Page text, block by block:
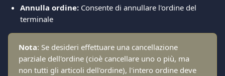
Annulla ordine: Consente di annullare l'ordine del
terminale
Nota: Se desideri effettuare una cancellazione
parziale dell'ordine (cioè cancellare uno o più, ma
non tutti gli articoli dell'ordine), l'intero ordine deve